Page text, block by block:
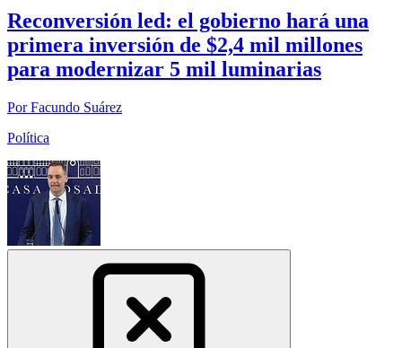
Reconversión led: el gobierno hará una
primera inversión de $2,4 mil millones
para modernizar 5 mil luminarias
Por Facundo Suárez
Política